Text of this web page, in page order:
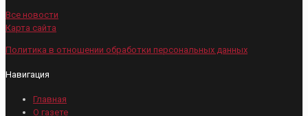
Все новости
Карта сайта
Политика в отношении обработки персональных данных
Навигация
Главная
О газете